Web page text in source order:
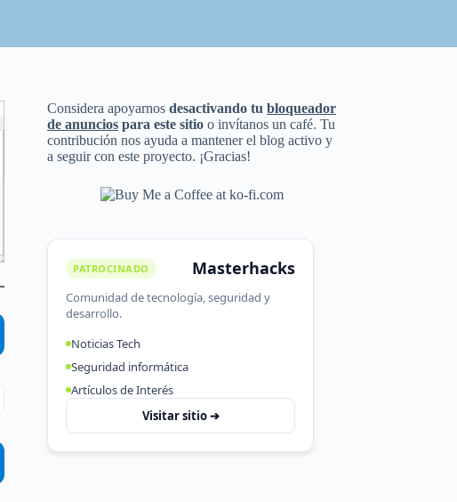
Considera apoyarnosdesactivando tubloqueador
de anuncios para este sitio o invítanos un café. Tu
contribución nos ayuda a mantener el blog activo y
a seguir con este proyecto. ¡Gracias!
PATROCINADO Masterhacks
Comunidad de tecnología, seguridad y
desarrollo.
Noticias Tech
Seguridad informática
Artículos de Interés
Visitar sitio ➔